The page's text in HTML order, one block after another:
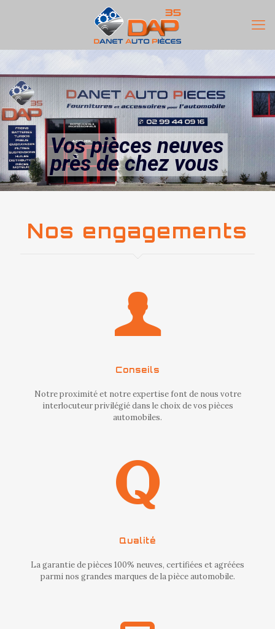
Vos pièces neuves
près de chez vous
Nos engagements
Conseils
Notre proximité et notre expertise font de nous votre
interlocuteur privilégié dans le choix de vos pièces
automobiles.
Qualité
La garantie de pièces 100% neuves, certifiées et agréées
parmi nos grandes marques de la pièce automobile.